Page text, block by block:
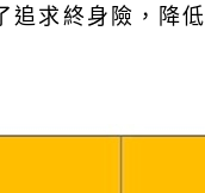
追求終身險，降